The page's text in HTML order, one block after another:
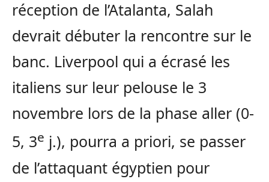
réception de l’Atalanta, Salah
devrait débuter la rencontre sur le
banc. Liverpool qui a écrasé les
italiens sur leur pelouse le 3
novembre lors de la phase aller (0-
5, 3e j.), pourra a priori, se passer
de l’attaquant égyptien pour